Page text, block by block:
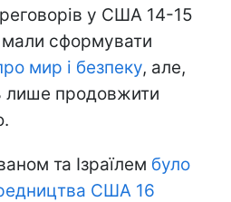
у США 14-15
мали сформувати
мир і безпеку, але,
лише продовжити
та Ізраїлем було
США 16